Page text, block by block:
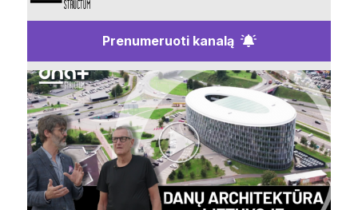
Prenumeruoti kanalą